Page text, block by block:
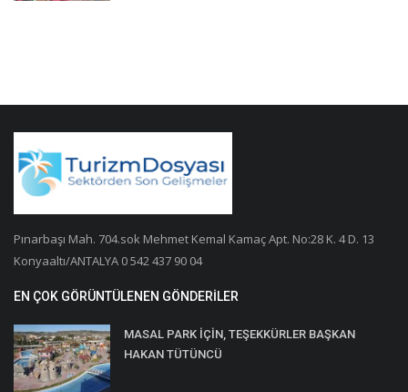
Pınarbaşı Mah. 704.sok Mehmet Kemal Kamaç Apt. No:28 K. 4 D. 13
Konyaaltı/ANTALYA 0 542 437 90 04
EN ÇOK GÖRÜNTÜLENEN GÖNDERILER
MASAL PARK İÇİN, TEŞEKKÜRLER BAŞKAN
HAKAN TÜTÜNCÜ